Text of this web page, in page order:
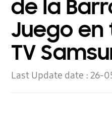
de la
Juego en
TV
Last Update date :26-